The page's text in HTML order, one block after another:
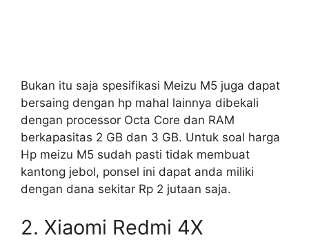
Bukan itu saja spesifikasi Meizu M5 juga dapat
bersaing dengan hp mahal lainnya dibekali
dengan processor Octa Core dan RAM
berkapasitas 2 GB dan 3 GB. Untuk soal harga
Hp meizu M5 sudah pasti tidak membuat
kantong jebol, ponsel ini dapat anda miliki
dengan dana sekitar Rp 2 jutaan saja.
2. Xiaomi Redmi 4X